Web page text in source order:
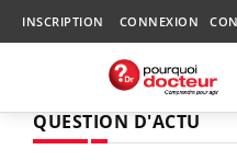
INSCRIPTION CONNEXION
QUESTION D'ACTU